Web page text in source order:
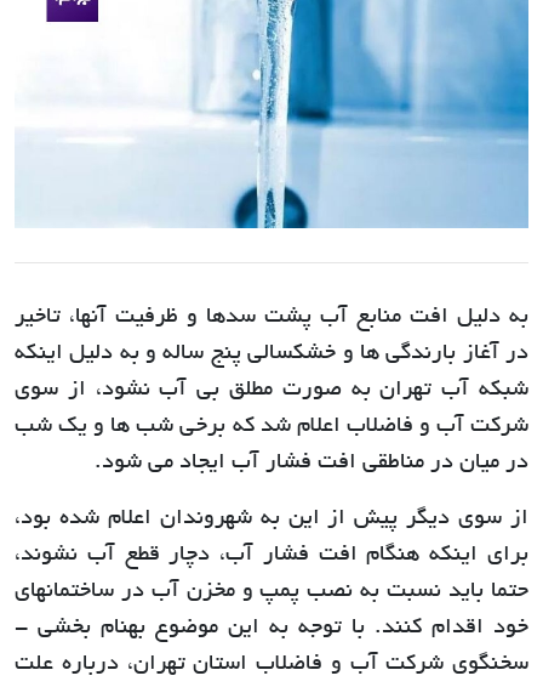
به دلیل افت منابع آب پشت سدها و ظرفیت آنها، تاخیر
در آغاز بارندگی ها و خشکسالی پنج ساله و به دلیل اینکه
شبکه آب تهران به صورت مطلق بی آب نشود، از سوی
شرکت آب و فاضلاب اعلام شد که برخی شب ها و یک شب
در میان در مناطقی افت فشار آب ایجاد می شود.
از سوی دیگر پیش از این به شهروندان اعلام شده بود،
برای اینکه هنگام افت فشار آب، دچار قطع آب نشوند،
حتما باید نسبت به نصب پمپ و مخزن آب در ساختمانهای
خود اقدام کنند. با توجه به این موضوع بهنام بخشی -
سخنگوی شرکت آب و فاضلاب استان تهران، درباره علت